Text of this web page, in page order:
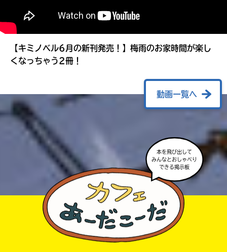
【キミノベル6月の新刊発売！】梅雨のお家時間が楽し
くなっちゃう2冊！
動画一覧へ
本を飛び出して
みんなとおしゃべり
できる掲示板